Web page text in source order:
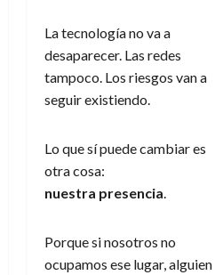
La tecnología no va a
desaparecer. Las redes
tampoco. Los riesgos van a
seguir existiendo.
Lo que sí puede cambiar es
otra cosa:
nuestra presencia
Porque si nosotros no
ocupamos ese lugar, alguien